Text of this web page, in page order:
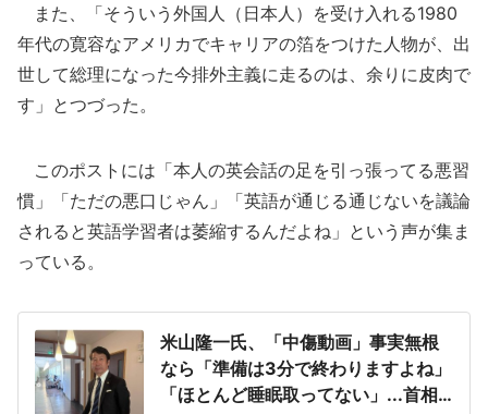
また、「そういう外国人（日本人）を受け入れる1980
年代の寛容なアメリカでキャリアの箔をつけた人物が、出
世して総理になった今排外主義に走るのは、余りに皮肉で
す」とつづった。
このポストには「本人の英会話の足を引っ張ってる悪習
慣」「ただの悪口じゃん」「英語が通じる通じないを議論
されると英語学習者は萎縮するんだよね」という声が集ま
っている。
米山隆一氏、「中傷動画」事実無根
なら「準備は3分で終わりますよね」
「ほとんど睡眠取ってない」...首相